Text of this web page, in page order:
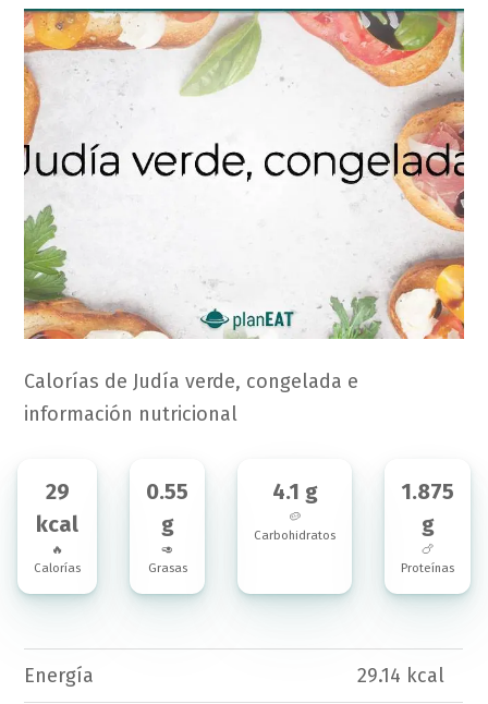
Calorías de Judía verde, congelada e
información nutricional
29
kcal
🔥
Calorías
0.55
g
🥑
Grasas
4.1 g
🥔
Carbohidratos
1.875
g
🍗
Proteínas
Energía 29.14 kcal